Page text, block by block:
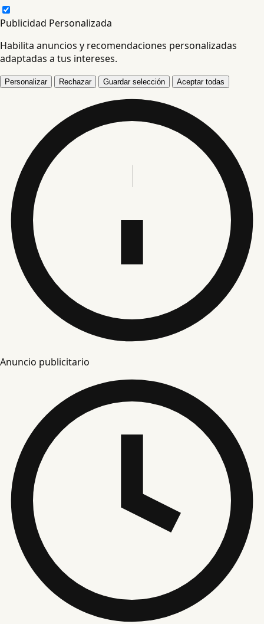
Publicidad Personalizada
Habilita anuncios y recomendaciones personalizadas
adaptadas a tus intereses.
Personalizar Rechazar Guardar selección Aceptar todas
Anuncio publicitario